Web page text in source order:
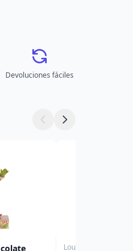
Devoluciones fáciles
Loungefly